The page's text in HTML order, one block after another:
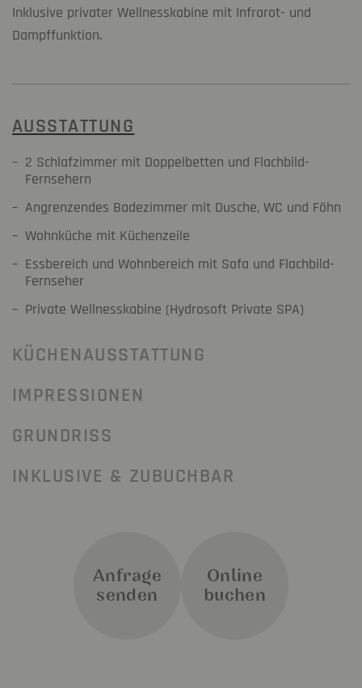
Inklusive privater Wellnesskabine mit Infrarot- und
Dampffunktion.
AUSSTATTUNG
2 Schlafzimmer mit Doppelbetten und Flachbild-
Fernsehern
Angrenzendes Badezimmer mit Dusche, WC und Föhn
Wohnküche mit Küchenzeile
Essbereich und Wohnbereich mit Sofa und Flachbild-
Fernseher
Private Wellnesskabine (Hydrosoft Private SPA)
KÜCHENAUSSTATTUNG
IMPRESSIONEN
GRUNDRISS
INKLUSIVE & ZUBUCHBAR
Anfrage
senden
Online
buchen